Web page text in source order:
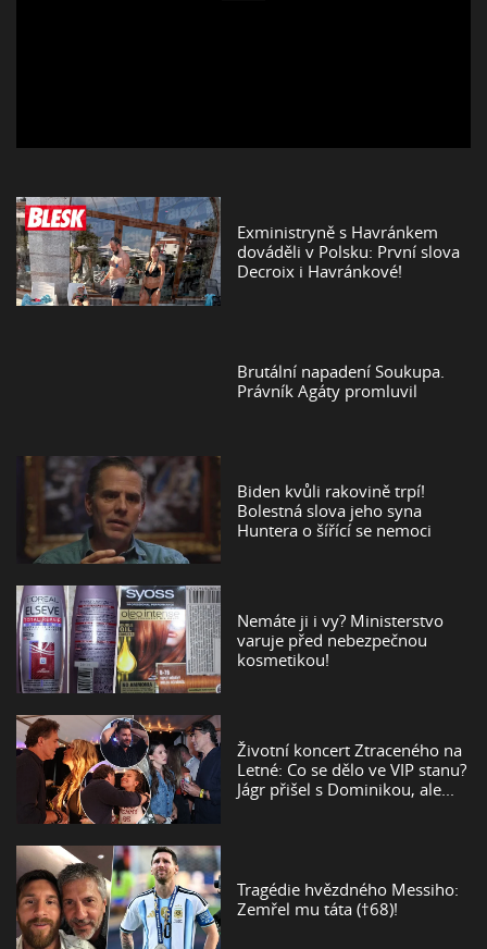
Exministryně s Havránkem
dováděli v Polsku: První slova
Decroix i Havránkové!
Brutální napadení Soukupa.
Právník Agáty promluvil
Biden kvůli rakovině trpí!
Bolestná slova jeho syna
Huntera o šířící se nemoci
Nemáte ji i vy? Ministerstvo
varuje před nebezpečnou
kosmetikou!
Životní koncert Ztraceného na
Letné: Co se dělo ve VIP stanu?
Jágr přišel s Dominikou, ale...
Tragédie hvězdného Messiho:
Zemřel mu táta (†68)!